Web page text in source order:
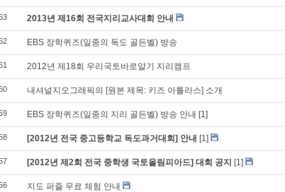
2013년 제16회 전국지리교사대회 안내
EBS 장학퀴즈(일종의 독도 골든벨) 방송
2012년 제18회 우리국토바로알기 지리캠프
내셔널지오그래픽의 [원본 제목: 키즈 아틀라스] 소개
EBS 장학퀴즈(일종의 지리 골든벨) 방송 안내 [1]
[2012년 전국 중고등학교 독도과거대회] 안내 [1]
[2012년 제2회 전국 중학생 국토올림피아드] 대회 공지 [1]
지도 퍼즐 무료 체험 안내